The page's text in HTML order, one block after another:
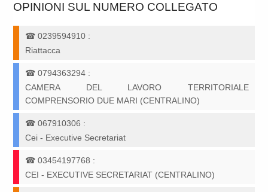
OPINIONI SUL NUMERO COLLEGATO
☎0239594910 :
Riattacca
☎0794363294 :
CAMERA DEL LAVORO TERRITORIALE
COMPRENSORIO DUE MARI (CENTRALINO)
☎067910306 :
Cei - Executive Secretariat
☎03454197768 :
CEI - EXECUTIVE SECRETARIAT (CENTRALINO)